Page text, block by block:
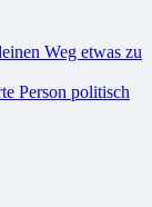
Person politisch